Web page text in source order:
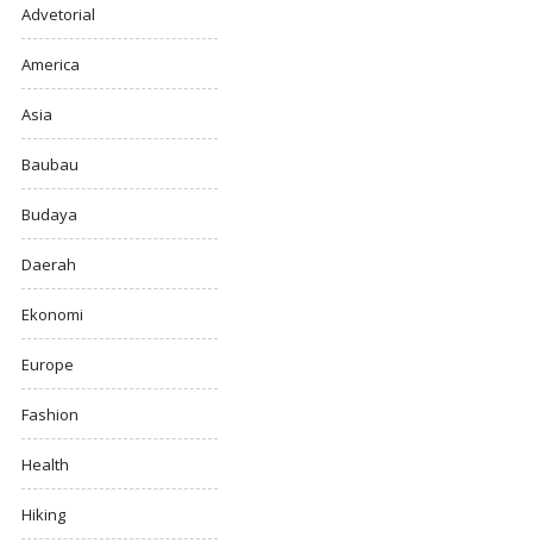
Advetorial
America
Asia
Baubau
Budaya
Daerah
Ekonomi
Europe
Fashion
Health
Hiking